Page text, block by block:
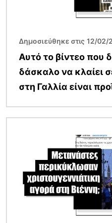
Δημοσιεύθηκε στις 12/02/
Αυτό το βίντεο που
δάσκαλο να κλαίει
στη Γαλλία είναι